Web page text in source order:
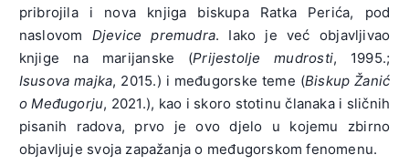
pribrojila i nova knjiga biskupa Ratka Perića, pod
naslovom Djevice premudra. Iako je već objavljivao
knjige na marijanske (Prijestolje mudrosti, 1995.;
Isusova majka, 2015.) i međugorske teme (Biskup Žanić
o Međugorju, 2021.), kao i skoro stotinu članaka i sličnih
pisanih radova, prvo je ovo djelo u kojemu zbirno
objavljuje svoja zapažanja o međugorskom fenomenu.